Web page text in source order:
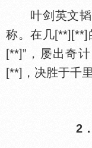
叶剑英文韬
称。在几[**][**]
[**]”，屡出奇
[**]，决胜于千
2